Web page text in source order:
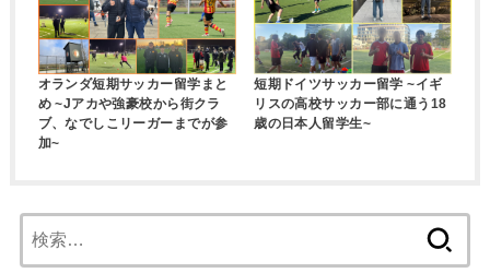
オランダ短期サッカー留学まと
め ~Jアカや強豪校から街クラ
ブ、なでしこリーガーまでが参
加~
短期ドイツサッカー留学 ~イギ
リスの高校サッカー部に通う18
歳の日本人留学生~
索: